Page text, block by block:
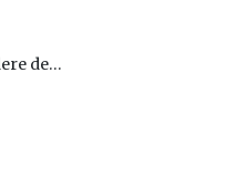
de…